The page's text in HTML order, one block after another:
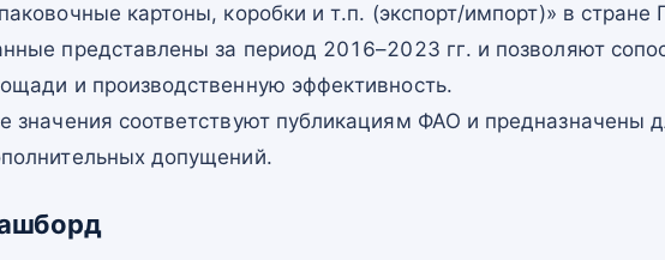
картоны, коробки и т.п. (экспорт/импорт)» в стране
представлены за период 2016–2023 гг. и позволяют
и производственную эффективность.
значения соответствуют публикациям ФАО и предназначены
допущений.